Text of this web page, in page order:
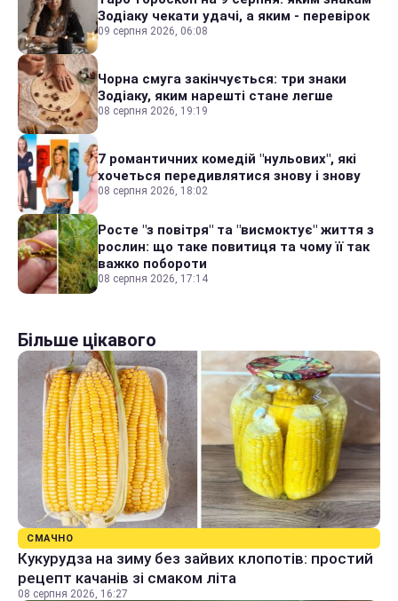
Зодіаку чекати удачі, а яким - перевірок
09 серпня 2026, 06:08
Чорна смуга закінчується: три знаки
Зодіаку, яким нарешті стане легше
08 серпня 2026, 19:19
7 романтичних комедій "нульових", які
хочеться передивлятися знову і знову
08 серпня 2026, 18:02
Росте "з повітря" та "висмоктує" життя з
рослин: що таке повитиця та чому її так
важко побороти
08 серпня 2026, 17:14
Більше цікавого
СМАЧНО
Кукурудза на зиму без зайвих клопотів: простий
рецепт качанів зі смаком літа
08 серпня 2026, 16:27